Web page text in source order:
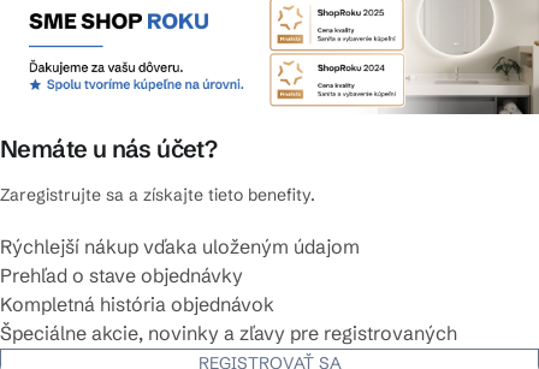
Nemáte u nás účet?
Zaregistrujte sa a získajte tieto benefity.
Rýchlejší nákup vďaka uloženým údajom
Prehľad o stave objednávky
Kompletná história objednávok
Špeciálne akcie, novinky a zľavy pre registrovaných
REGISTROVAŤ SA